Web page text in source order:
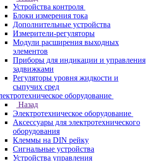
Устройства контроля
Блоки измерения тока
Дополнительные устройства
Измерители-регуляторы
Модули расширения выходных
элементов
Приборы для индикации и управления
задвижками
Регуляторы уровня жидкости и
сыпучих сред
оборудование
Назад
Электротехническое оборудование
Аксессуары для электротехнического
оборудования
Клеммы на DIN рейку
Сигнальные устройства
Устройства управления